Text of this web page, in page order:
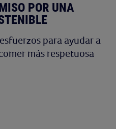
POR UNA
para ayudar a
más respetuosa